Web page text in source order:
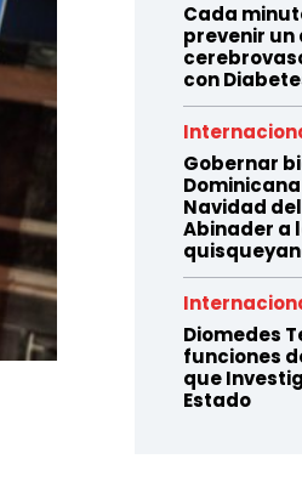
Cada
prevenir
con
Gobernar
Navidad
Abinader a
Diomedes
funciones
que
Estado